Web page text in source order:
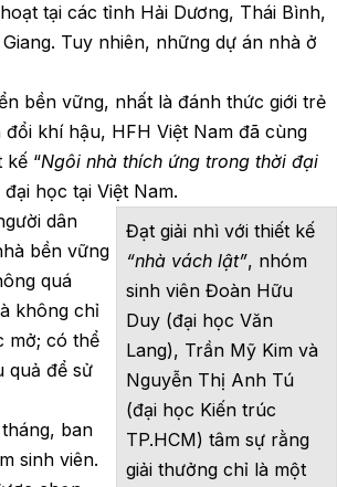
tại các tỉnh Hải Dương, Thái Bình,
Tuy nhiên, những dự án nhà ở
bền vững, nhất là đánh thức giới trẻ
khí hậu, HFH Việt Nam đã cùng
kế “Ngôi nhà thích ứng trong thời đại
học tại Việt Nam.
Đạt giải nhì với thiết kế
“nhà vách lật”, nhóm
sinh viên Đoàn Hữu
Duy (đại học Văn
Lang), Trần Mỹ Kim và
Nguyễn Thị Anh Tú
(đại học Kiến trúc
TP.HCM) tâm sự rằng
giải thưởng chỉ là một
dân
bền vững
quá
không chỉ
mở; có thể
quả để sử
ban
sinh viên.